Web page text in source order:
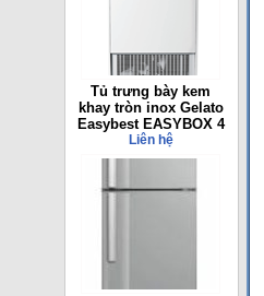
Tủ trưng bày kem
khay tròn inox Gelato
Easybest EASYBOX 4
Liên hệ